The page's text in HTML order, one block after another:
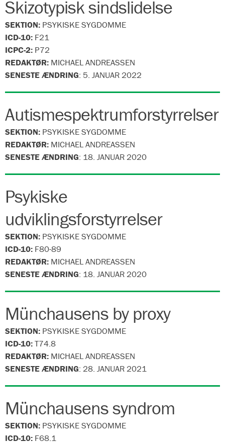
Skizotypisk sindslidelse
SEKTION: PSYKISKE SYGDOMME
ICD-10: F21
ICPC-2: P72
REDAKTØR: MICHAEL ANDREASSEN
SENESTE ÆNDRING: 5. JANUAR 2022
Autismespektrumforstyrrelser
SEKTION: PSYKISKE SYGDOMME
REDAKTØR: MICHAEL ANDREASSEN
SENESTE ÆNDRING: 18. JANUAR 2020
Psykiske
udviklingsforstyrrelser
SEKTION: PSYKISKE SYGDOMME
ICD-10: F80-89
REDAKTØR: MICHAEL ANDREASSEN
SENESTE ÆNDRING: 18. JANUAR 2020
Münchausens by proxy
SEKTION: PSYKISKE SYGDOMME
ICD-10:T74.8
REDAKTØR: MICHAEL ANDREASSEN
SENESTE ÆNDRING: 28. JANUAR 2021
Münchausens syndrom
SEKTION: PSYKISKE SYGDOMME
ICD-10: F68.1